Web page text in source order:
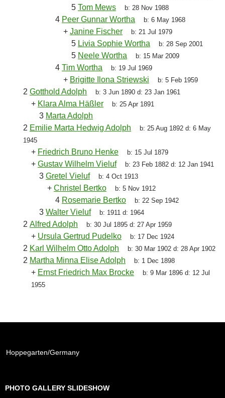
5 Tom Mews b: 28 Nov 1988
4 Peer Gunnar Wortha b:6 May 1968
+ Janine Fischer b: 21 Jul 1979
5 Livia Sophie Wortha b: 28 Sep 2001
5 Neele Wortha b: 15 Mar 2009
4 Tim Wortha b: 19 Jul 1969
+ Brigitte Ilona Striewski b:5 Feb 1959
2 Gotthold Adolph b:3 Jun 1890 d: 23 Jan 1961
+ Klara Alma Häßler b: 25 Apr 1891
3 Marta Adolph
2 Emilie Marta Hedwig Adolph b: 25 Aug 1892 d:6 May
1945
+ Friedrich Bruno Henke b: 15 Jul 1879
+ Gustav Wilhelm Vieluf b: 23 Feb 1882 d: 12 Jan 1941
3 Gretel Vieluf b:4 Oct 1913
+ Christel Bertko b:5 Nov 1912
4 Rosemarie Bertko b: 22 Sep 1942
3 Walter Vieluf b: 1911 d: 1964
2 Alfred Adolph b:30 Jul 1895 d: 27 Apr 1959
+ Ursula Gertrud Pudelko b: 17 Dec 1924
2 Karl Wilhelm Otto Adolph b:30 Mar 1902 d: 28 Apr 1902
2 Martha Minna Elise Adolph b: 1 Dec 1898
+ Ernst Friedrich Max Brocke b:9 Mar 1896 d: 12 Jul
1955
Hoppegarten/Germany
PHOTO GALLERY SLIDESHOW